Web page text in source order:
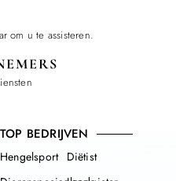
om u te assisteren.
TOP BEDRIJVEN
Hengelsport Diëtist